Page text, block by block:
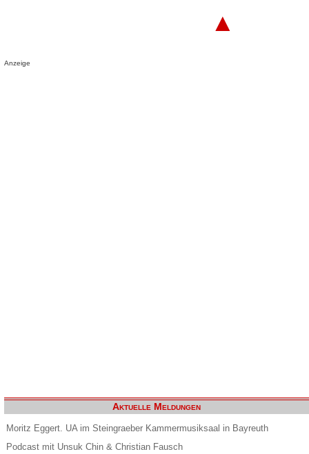
▲
Anzeige
Aktuelle Meldungen
Moritz Eggert. UA im Steingraeber Kammermusiksaal in Bayreuth
Podcast mit Unsuk Chin & Christian Fausch